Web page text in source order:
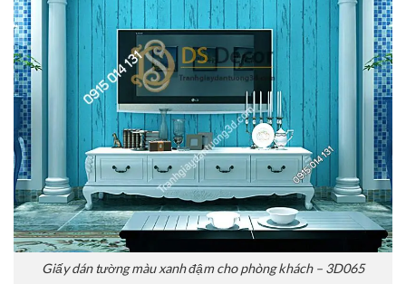
Giấy dán tường màu xanh đậm cho phòng khách – 3D065